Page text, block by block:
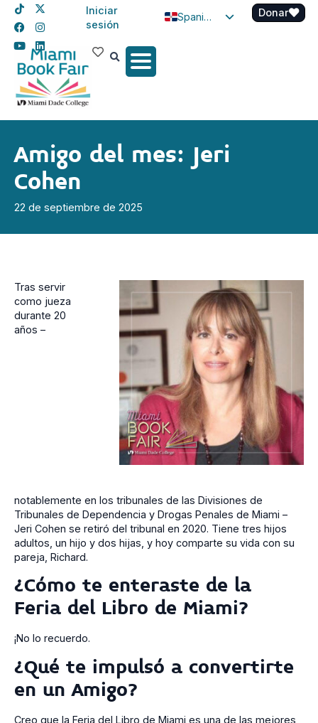
Iniciar
sesión
Spanish
Donar
Amigo del mes: Jeri
Cohen
22 de septiembre de 2025
Tras servir
como jueza
durante 20
años –
notablemente en los tribunales de las Divisiones de
Tribunales de Dependencia y Drogas Penales de Miami –
Jeri Cohen se retiró del tribunal en 2020. Tiene tres hijos
adultos, un hijo y dos hijas, y hoy comparte su vida con su
pareja, Richard.
¿Cómo te enteraste de la
Feria del Libro de Miami?
¡No lo recuerdo.
¿Qué te impulsó a convertirte
en un Amigo?
Creo que la Feria del Libro de Miami es una de las mejores